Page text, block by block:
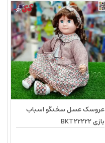
عروسک عسل سخنگو اسباب
بازی BKT22222